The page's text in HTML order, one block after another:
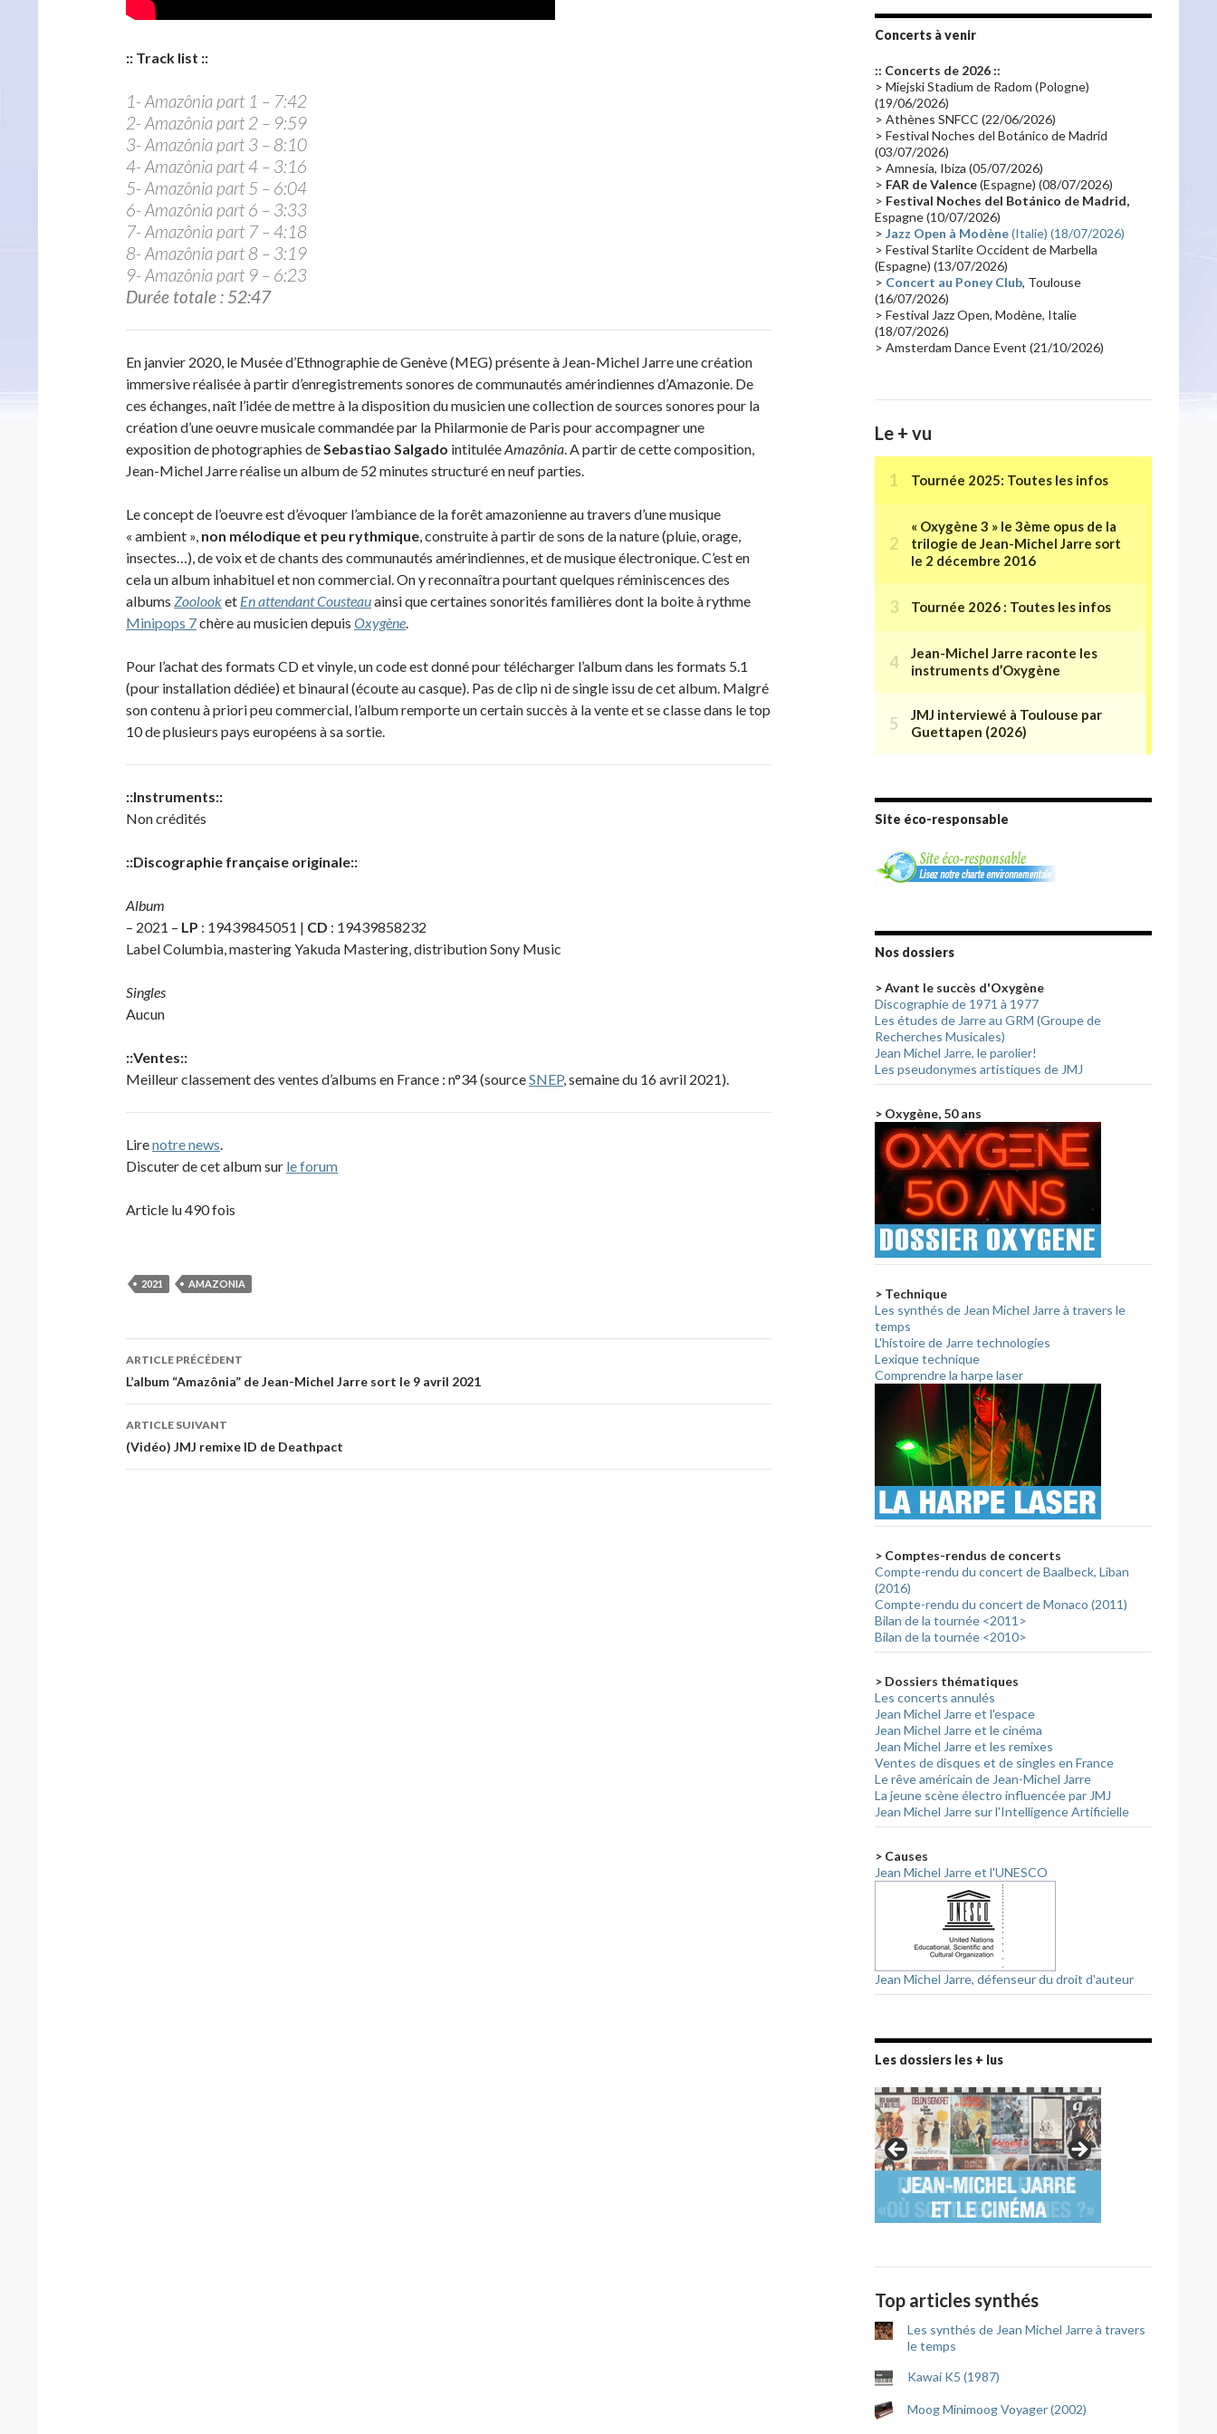
:: Track list ::
1- Amazônia part 1 – 7:42
2- Amazônia part 2 – 9:59
3- Amazônia part 3 – 8:10
4- Amazônia part 4 – 3:16
5- Amazônia part 5 – 6:04
6- Amazônia part 6 – 3:33
7- Amazônia part 7 – 4:18
8- Amazônia part 8 – 3:19
9- Amazônia part 9 – 6:23
Durée totale : 52:47
En janvier 2020, le Musée d’Ethnographie de Genève (MEG) présente à Jean-Michel Jarre une création
immersive réalisée à partir d’enregistrements sonores de communautés amérindiennes d’Amazonie. De
ces échanges, naît l’idée de mettre à la disposition du musicien une collection de sources sonores pour la
création d’une oeuvre musicale commandée par la Philarmonie de Paris pour accompagner une
exposition de photographies deSebastiao Salgado intituléeAmazônia. A partir de cette composition,
Jean-Michel Jarre réalise un album de 52 minutes structuré en neuf parties.
Le concept de l’oeuvre est d’évoquer l’ambiance de la forêt amazonienne au travers d’une musique
« ambient », non mélodique et peu rythmique, construite à partir de sons de la nature (pluie, orage,
insectes…), de voix et de chants des communautés amérindiennes, et de musique électronique. C’est en
cela un album inhabituel et non commercial. On y reconnaîtra pourtant quelques réminiscences des
albums Zoolooket En attendant Cousteauainsi que certaines sonorités familières dont la boite à rythme
Minipops 7chère au musicien depuis Oxygène.
Pour l’achat des formats CD et vinyle, un code est donné pour télécharger l’album dans les formats 5.1
(pour installation dédiée) et binaural (écoute au casque). Pas de clip ni de single issu de cet album. Malgré
son contenu à priori peu commercial, l’album remporte un certain succès à la vente et se classe dans le top
10 de plusieurs pays européens à sa sortie.
::Instruments::
Non crédités
::Discographie française originale::
Album
– 2021 – LP : 19439845051 | CD : 19439858232
Label Columbia, mastering Yakuda Mastering, distribution Sony Music
Singles
Aucun
::Ventes::
Meilleur classement des ventes d’albums en France : n°34 (sourceSNEP, semaine du 16 avril 2021).
Lirenotre news.
Discuter de cet album sur le forum
Article lu 490 fois
2021 AMAZONIA
Navigation
des
articles
ARTICLE PRÉCÉDENT
L’album “Amazônia” de Jean-Michel Jarre sort le 9 avril 2021
ARTICLE SUIVANT
(Vidéo) JMJ remixe ID de Deathpact
Promo 2019
Emissions 2010 Disques rares
Synthé 70's(20)
Claviériste(19) Groupe de Recherche Musicale
France 2 (18)
Critique(17) Coffret(17) Chronologie(16)
Passages radio(16)
Synthé 80's(16) Les concerts en Chine (16)
Cinéma(16) Houston
Synthé Roland Belgique
Récompense(14) Collaborations 70's(14)
Astronomie(14) France Inter(14)
Concerts à venir
:: Concerts de 2026 ::
> Miejski Stadium de Radom (Pologne)
(19/06/2026)
> Athènes SNFCC (22/06/2026)
> Festival Noches del Botánico de Madrid
(03/07/2026)
> Amnesia, Ibiza (05/07/2026)
> FAR de Valence(Espagne) (08/07/2026)
> Festival Noches del Botánico de Madrid,
Espagne (10/07/2026)
> Jazz Open à Modène(Italie) (18/07/2026)
> Festival Starlite Occident de Marbella
(Espagne) (13/07/2026)
> Concert au Poney Club, Toulouse
(16/07/2026)
> Festival Jazz Open, Modène, Italie
(18/07/2026)
> Amsterdam Dance Event (21/10/2026)
Le + vu
Site éco-responsable
Nos dossiers
> Avant le succès d'Oxygène
Discographie de 1971 à 1977
Les études de Jarre au GRM (Groupe de
Recherches Musicales)
Jean Michel Jarre, le parolier!
Les pseudonymes artistiques de JMJ
> Oxygène, 50 ans
> Technique
Les synthés de Jean Michel Jarre à travers le
temps
L'histoire de Jarre technologies
Lexique technique
Comprendre la harpe laser
> Comptes-rendus de concerts
Compte-rendu du concert de Baalbeck, Liban
(2016)
Compte-rendu du concert de Monaco (2011)
Bilan de la tournée <2011>
Bilan de la tournée <2010>
> Dossiers thématiques
Les concerts annulés
Jean Michel Jarre et l'espace
Jean Michel Jarre et le cinéma
Jean Michel Jarre et les remixes
Ventes de disques et de singles en France
Le rêve américain de Jean-Michel Jarre
La jeune scène électro influencée par JMJ
Jean Michel Jarre sur l'Intelligence Artificielle
> Causes
Jean Michel Jarre et l'UNESCO
Jean Michel Jarre, défenseur du droit d'auteur
Les dossiers les + lus
Top articles synthés
Les synthés de Jean Michel Jarre à travers
le temps
Kawai K5 (1987)
Moog Minimoog Voyager (2002)